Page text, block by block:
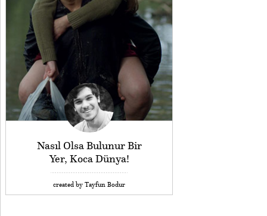
Nasıl Olsa Bulunur Bir
Yer, Koca Dünya!
created by Tayfun Bodur